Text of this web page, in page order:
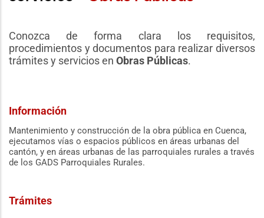
Conozca de forma clara los requisitos,
procedimientos y documentos para realizar diversos
trámites y servicios en Obras Públicas.
Información
Mantenimiento y construcción de la obra pública en Cuenca,
ejecutamos vías o espacios públicos en áreas urbanas del
cantón, y en áreas urbanas de las parroquiales rurales a través
de los GADS Parroquiales Rurales.
Trámites